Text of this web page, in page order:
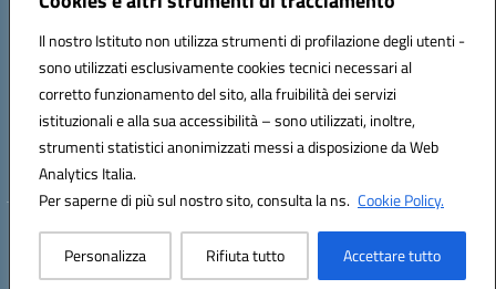
Il nostro Istituto non utilizza strumenti di profilazione degli utenti -
sono utilizzati esclusivamente cookies tecnici necessari al
corretto funzionamento del sito, alla fruibilità dei servizi
istituzionali e alla sua accessibilità – sono utilizzati, inoltre,
strumenti statistici anonimizzati messi a disposizione da Web
Analytics Italia.
Per saperne di più sul nostro sito, consulta la ns. Cookie Policy.
Personalizza Rifiuta tutto Accettare tutto
Centralino:0885.426034 Email:FGTD02000P@istruzione.it
Posta elettronica certificata (PEC):fgtd02000p@pec.istruzione.it
Codice fiscale: 81002930717
Codice meccanografico:FGTD02000P
Codice unico di fatturazione (CUF): UFUN7Y
Hosting & Powered by 3D Solution S.r.l.
Concept & Design by Designers Italia